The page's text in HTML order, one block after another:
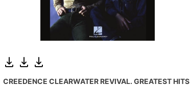
CREEDENCE CLEARWATER REVIVAL. GREATEST HITS